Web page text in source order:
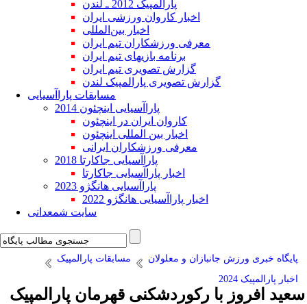
پارالمپیک 2012 ـ لندن
اخبار کاروان ورزشی ایران
اخبار بین‌المللی
معرفی ورزشکاران تیم ایران
برنامه بازیهای تیم ایران
گزارش تصویری تیم ایران
گزارش تصویری پارالمپیک لندن
مسابقات پاراآسیایی
پاراآسیایی اینچئون 2014
کاروان ایران در اینچئون
اخبار بین المللی اینچئون
معرفی ورزشکاران ایرانی
پاراآسیایی جاکارتا 2018
اخبار پاراآسیایی جاکارتا
پاراآسیایی هانگژو 2023
اخبار پاراآسیایی هانگژو 2022
سایت شمعدانی
پایگاه خبری ورزش جانبازان و معلولان
مسابقات پارالمپیک
اخبار پارالمپیک 2024
سعید افروز با رکوردشکنی قهرمان‌ ‌پارالمپیک